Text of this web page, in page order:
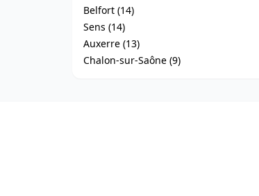
Belfort (14)
Sens (14)
Auxerre (13)
Chalon-sur-Saône (9)